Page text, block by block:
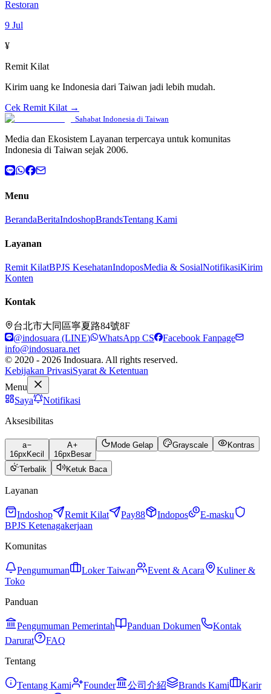
Restoran
9 Jul
¥
Remit Kilat
Kirim uang ke Indonesia dari Taiwan jadi lebih mudah.
Cek Remit Kilat →
Sahabat Indonesia di Taiwan
Media dan Ekosistem Layanan terpercaya untuk komunitas
Indonesia di Taiwan sejak 2006.
Menu
BerandaBeritaIndoshopBrandsTentang Kami
Layanan
Remit KilatBPJS KesehatanIndoposMedia & SosialNotifikasiKirim
Konten
Kontak
台北市大同區寧夏路84號8F
@indosuara (LINE)
WhatsApp CS
Facebook Fanpage
info@indosuara.net
© 2020 - 2026 Indosuara. All rights reserved.
Kebijakan PrivasiSyarat & Ketentuan
Menu
Saya
Notifikasi
Aksesibilitas
a
16px Kecil
A
16px Besar
Mode Gelap Grayscale Kontras
Terbalik Ketuk Baca
Layanan
Indoshop Remit Kilat Pay88 Indopos
E-masku
BPJS Ketenagakerjaan
Komunitas
Pengumuman Loker Taiwan Event & Acara
Kuliner &
Toko
Panduan
Pengumuman Pemerintah Panduan Dokumen
Kontak
Darurat
FAQ
Tentang
Tentang Kami Founder 公司介紹 Brands Kami Karir